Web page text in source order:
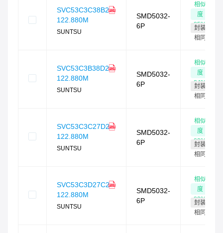
SVC53C3C38B2-
122.880M
SUNTSU
SMD5032-
6P
相似
度
85%
封装
相同
SVC53C3B38D2-
122.880M
SUNTSU
SMD5032-
6P
相似
度
84%
封装
相同
SVC53C3C27D2-
122.880M
SUNTSU
SMD5032-
6P
相似
度
83%
封装
相同
SVC53C3D27C2-
122.880M
SUNTSU
SMD5032-
6P
相似
度
83%
封装
相同